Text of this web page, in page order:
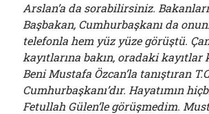
Arslan’a da sorabilirsiniz.
Başbakan, Cumhurbaşkanı da
telefonla hem yüz yüze görüştü.
kayıtlarına bakın, oradaki kayıtlar
Beni Mustafa Özcan’la tanıştıran
Cumhurbaşkanı’dır. Hayatımın
Fetullah Gülen’le görüşmedim.